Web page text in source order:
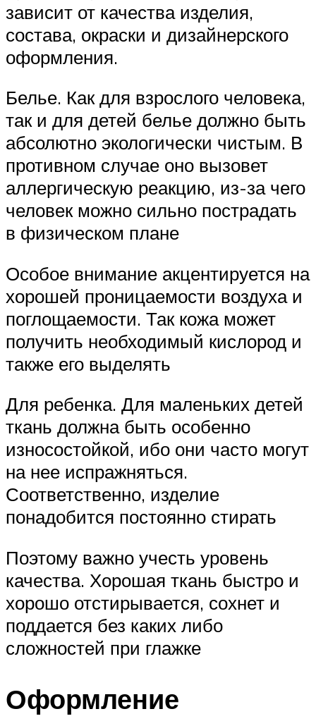
зависит от качества изделия,
состава, окраски и дизайнерского
оформления.
Белье. Как для взрослого человека,
так и для детей белье должно быть
абсолютно экологически чистым. В
противном случае оно вызовет
аллергическую реакцию, из-за чего
человек можно сильно пострадать
в физическом плане
Особое внимание акцентируется на
хорошей проницаемости воздуха и
поглощаемости. Так кожа может
получить необходимый кислород и
также его выделять
Для ребенка. Для маленьких детей
ткань должна быть особенно
износостойкой, ибо они часто могут
на нее испражняться.
Соответственно, изделие
понадобится постоянно стирать
Поэтому важно учесть уровень
качества. Хорошая ткань быстро и
хорошо отстирывается, сохнет и
поддается без каких либо
сложностей при глажке
Оформление